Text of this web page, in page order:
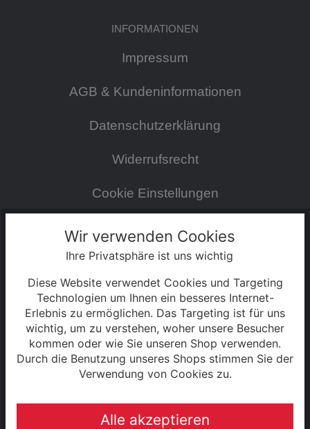
INFORMATIONEN
Impressum
AGB & Kundeninformationen
Datenschutzerklärung
Widerrufsrecht
Cookie Einstellungen
Zahlung & Versand
0% Finanzierung
Hinweise zur Batterieentsorgung
Rahmenrechner
Unternehmen
UNSERE MARKEN
Wir verwenden Cookies
Ihre Privatsphäre ist uns wichtig
Diese Website verwendet Cookies und Targeting
Technologien um Ihnen ein besseres Internet-
Erlebnis zu ermöglichen. Das Targeting ist für uns
wichtig, um zu verstehen, woher unsere Besucher
kommen oder wie Sie unseren Shop verwenden.
Durch die Benutzung unseres Shops stimmen Sie der
Verwendung von Cookies zu.
Alle akzeptieren